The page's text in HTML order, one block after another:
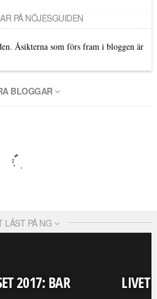
PÅ NÖJESGUIDEN
Åsikterna som förs fram i bloggen är
BLOGGAR
LÄST PÅ NG
2017: BAR LIVET